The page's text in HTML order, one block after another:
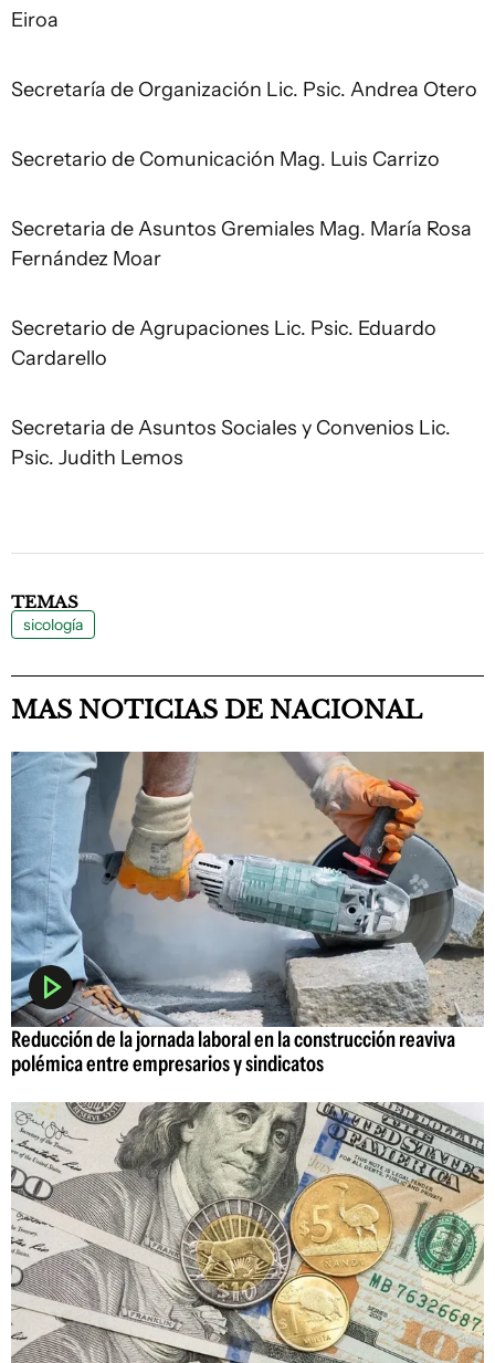
Eiroa
Secretaría de Organización Lic. Psic. Andrea Otero
Secretario de Comunicación Mag. Luis Carrizo
Secretaria de Asuntos Gremiales Mag. María Rosa
Fernández Moar
Secretario de Agrupaciones Lic. Psic. Eduardo
Cardarello
Secretaria de Asuntos Sociales y Convenios Lic.
Psic. Judith Lemos
TEMAS
sicología
MAS NOTICIAS DE NACIONAL
Reducción de la jornada laboral en la construcción reaviva
polémica entre empresarios y sindicatos